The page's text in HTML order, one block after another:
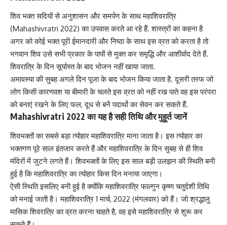
शिव भक्त सदियों से अनुशासन और समर्पण के साथ महाशिवरात्रि
(Mahashivratri 2022) का उपवास करते आ रहे हैं. शास्त्रों का कहना है
अगर को कोई भक्त पूरी ईमानदारी और निष्ठा के साथ इस व्रत को करता है तो
भगवान शिव उसे सभी प्रकार के पापों से मुक्त कर समृद्धि और आशीर्वाद देते हैं.
शिवरात्रि के दिनसूर्यास्त के बाद भोजन नहीं खाया जाता.
अमावस्या की सुबह अगले दिन पूजा के बाद भोजन किया जाता है. दूसरी तरफ जो
लोग किसी कारणवश या बीमारी के चलते इस व्रत को नहीं रख पाते वह इस परंपरा
को बनाएं रखने के लिए फल, दूध से बनें पदार्थो का सेवन कर सकते हैं.
Mahashivratri 2022 का यह है सही तिथि और मुहूर्त जानें
शिवभक्तों का सबसे बड़ा त्योहार महाशिवरात्रि माना जाता है। इस त्योहार का
भक्तगण पूरे साल इंतजार करते हैं और महाशिवरात्रि के दिन सुबह से ही शिव
मंदिरों में जुटने लगते हैं। शिवभक्तों के लिए इस साल बड़ी उलझन की स्थिति बनी
हुई है किमहाशिवरात्रि का त्योहारकिस दिन मनाया जाएगा।
ऐसी स्थिति इसलिए बनी हुई है क्योंकि महाशिवरात्रि फाल्गुन कृष्ण चतुर्दशी तिथि
को मनाई जाती है। महाशिवरात्रि 1 मार्च, 2022 (मंगलवार) को हैं। जो श्रद्धालु
मासिक शिवरात्रि का व्रत करना चाहते है, वह इसे महाशिवरात्रि से शुरू कर